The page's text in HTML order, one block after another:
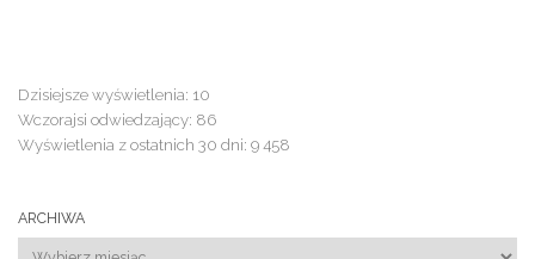
Dzisiejsze wyświetlenia: 10
Wczorajsi odwiedzający: 86
Wyświetlenia z ostatnich 30 dni: 9 458
ARCHIWA
Archiwa